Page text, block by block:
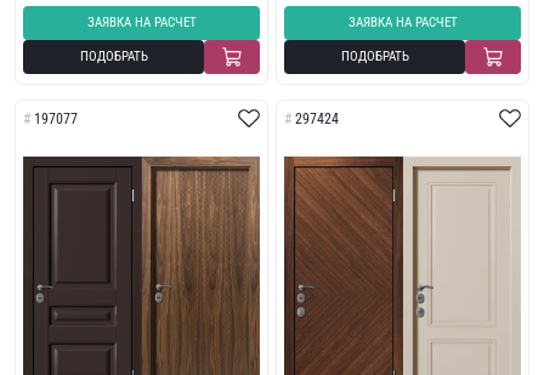
ЗАЯВКА НА РАСЧЕТ
ПОДОБРАТЬ
ЗАЯВКА НА РАСЧЕТ
ПОДОБРАТЬ
197077 297424